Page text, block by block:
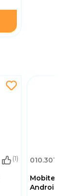
(1)
Mobitel
Android